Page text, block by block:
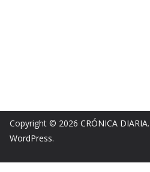
Copyright © 2026 CRÓNICA DIARIA
WordPress.